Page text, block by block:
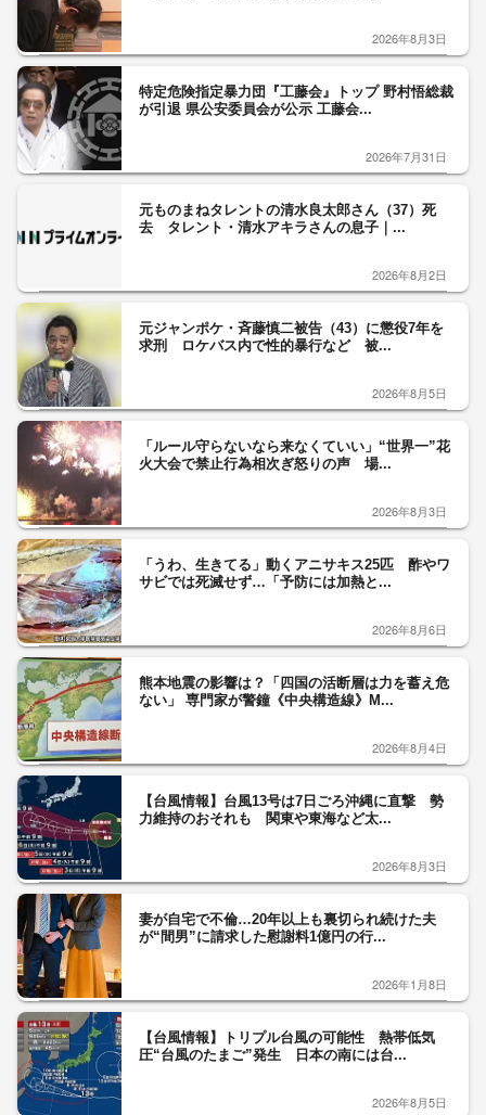
2026年8月3日
特定危険指定暴力団『工藤会』トップ 野村悟総裁
が引退 県公安委員会が公示 工藤会...
2026年7月31日
元ものまねタレントの清水良太郎さん（37）死
去 タレント・清水アキラさんの息子｜...
2026年8月2日
元ジャンポケ・斉藤慎二被告（43）に懲役7年を
求刑 ロケバス内で性的暴行など 被...
2026年8月5日
「ルール守らないなら来なくていい」“世界一”花
火大会で禁止行為相次ぎ怒りの声 場...
2026年8月3日
「うわ、生きてる」動くアニサキス25匹 酢やワ
サビでは死滅せず…「予防には加熱と...
2026年8月6日
熊本地震の影響は？「四国の活断層は力を蓄え危
ない」 専門家が警鐘《中央構造線》M...
2026年8月4日
【台風情報】台風13号は7日ごろ沖縄に直撃 勢
力維持のおそれも 関東や東海など太...
2026年8月3日
妻が自宅で不倫…20年以上も裏切られ続けた夫
が“間男”に請求した慰謝料1億円の行...
2026年1月8日
【台風情報】トリプル台風の可能性 熱帯低気
圧“台風のたまご”発生 日本の南には台...
2026年8月5日